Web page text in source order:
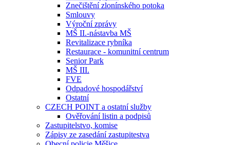
Znečištění zlonínského potoka
Smlouvy
Výroční zprávy
MŠ II.-nástavba MŠ
Revitalizace rybníka
Restaurace - komunitní centrum
Senior Park
MŠ III.
FVE
Odpadové hospodářství
Ostatní
CZECH POINT a ostatní služby
Ověřování listin a podpisů
Zastupitelstvo, komise
Zápisy ze zasedání zastupitestva